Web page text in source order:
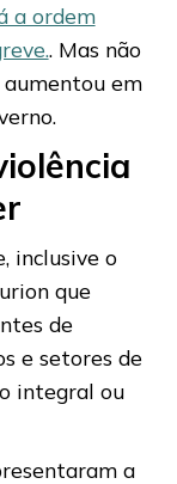
a ordem
. Mas não
em
inclusive o
que
de
e setores de
integral ou
a